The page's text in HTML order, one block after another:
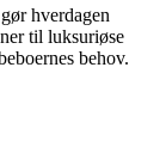
hverdagen
til luksuriøse
behov.